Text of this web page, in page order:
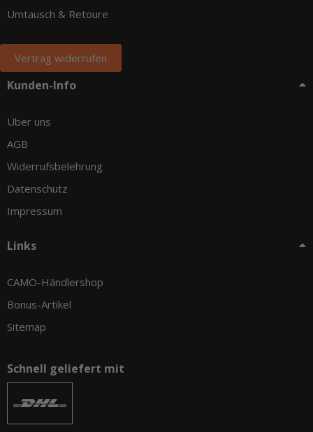
Umtausch & Retoure
Vertrag widerrufen
Kunden-Info
Über uns
AGB
Widerrufsbelehrung
Datenschutz
Impressum
Links
CAMO-Händlershop
Bonus-Artikel
Sitemap
Schnell geliefert mit